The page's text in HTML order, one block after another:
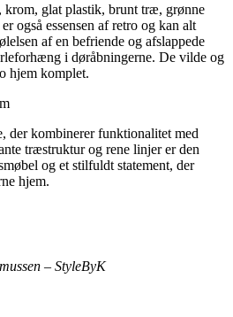
krom, glat plastik, brunt træ, grønne
også essensen af retro og kan alt
af en befriende og afslappede
i døråbningerne. De vilde og
hjem komplet.
der kombinerer funktionalitet med
træstruktur og rene linjer er den
og et stilfuldt statement, der
hjem.
– StyleByK